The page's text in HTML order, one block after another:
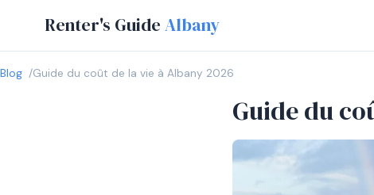
Renter's Guide Albany
Blog Guide du coût de la vie à Albany 2026
Guide du